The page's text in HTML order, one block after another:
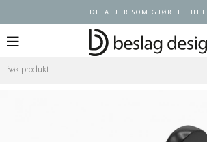
DETALJER SOM GJØR